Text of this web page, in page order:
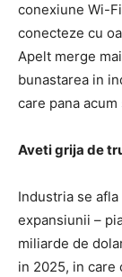
conexiune Wi-
conecteze cu
Apelt merge
bunastarea in
care pana
Aveti grija de
Industria se
expansiunii –
miliarde de
in 2025, in